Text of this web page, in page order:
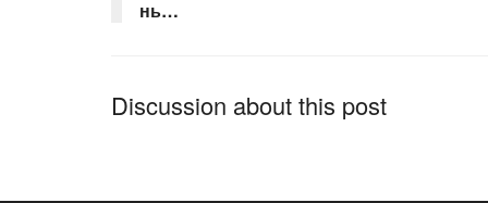
нь…
Discussion about this post